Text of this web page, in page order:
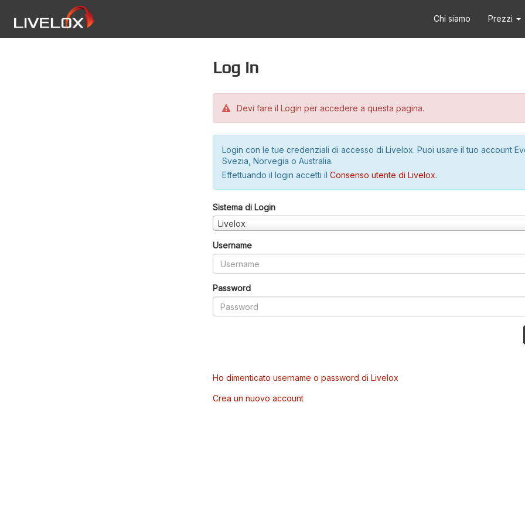
Chi siamo Prezzi
Log in
Devi fare il Login per accedere a questa pagina.
Login con le tue credenziali di accesso di Livelox. Puoi usare il tuo account
Svezia, Norvegia o Australia.
Effettuando il login accetti il Consenso utente di Livelox.
Sistema di Login
Livelox
Username
Password
Ho dimenticato username o password di Livelox
Crea un nuovo account